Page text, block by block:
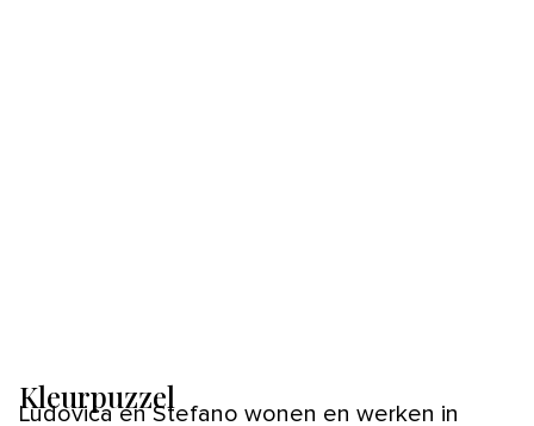
Kleurpuzzel
Ludovica en Stefano wonen en werken in